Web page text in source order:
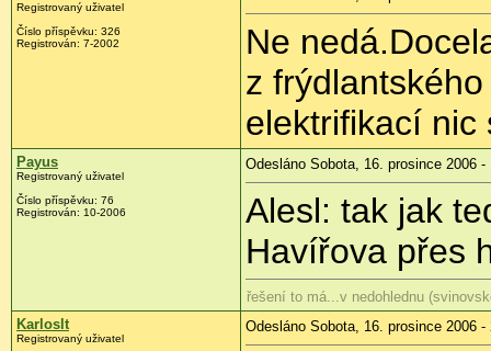
Registrovaný uživatel
Číslo příspěvku: 326
Registrován: 7-2002
Ne
z
elektrifikací nic
Payus
Registrovaný uživatel
Číslo příspěvku: 76
Registrován: 10-2006
Odesláno Sobota, 16. prosince 2006 -
Alesl: tak jak
Havířova přes
řešení to má...v nedohlednu
Karloslt
Registrovaný uživatel
Odesláno Sobota, 16. prosince 2006 -